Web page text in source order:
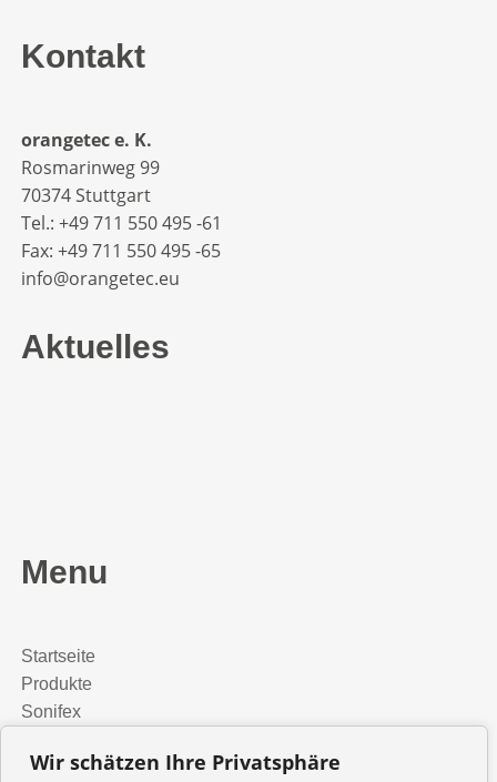
Wir schätzen Ihre Privatsphäre
Kontakt
orangetec e. K.
Rosmarinweg 99
70374 Stuttgart
Tel.: +49 711 550 495 -61‬
Fax: +49 711 550 495 -65‬
info@orangetec.eu
Aktuelles
Menu
Startseite
Produkte
Sonifex
Presse